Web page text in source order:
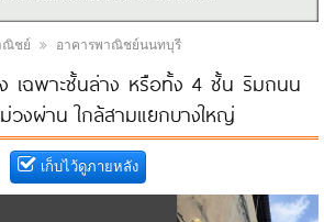
ณิชย์ อาคารพาณิชย์นนทบุรี
เฉพาะชั้นล่าง หรือทั้ง 4 ชั้น ริมถนน
วงผ่าน ใกล้สามแยกบางใหญ่
เก็บไว้ดูภายหลัง